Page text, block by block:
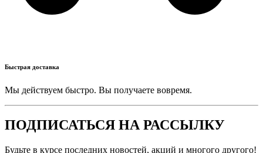
Быстрая доставка
Мы действуем быстро. Вы получаете вовремя.
ПОДПИСАТЬСЯ НА РАССЫЛКУ
Будьте в курсе последних новостей, акций и многого другого!